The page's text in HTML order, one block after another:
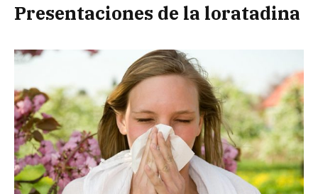
Presentaciones de la loratadina